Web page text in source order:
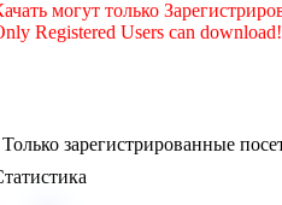
могут только
Registered Users can download!
Только зарегистрированные